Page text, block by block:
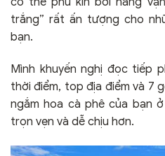
trắng” rất ấn tượng cho
bạn.
Mình khuyến nghị đọc tiếp
thời điểm, top địa điểm và 7
ngắm hoa cà phê của bạn
trọn vẹn và dễ chịu hơn.